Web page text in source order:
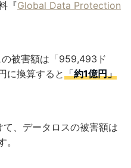
『Global Data Protection
被害額は 「959,493ド
に換算すると「約1億円」
、データロスの被害額は
。